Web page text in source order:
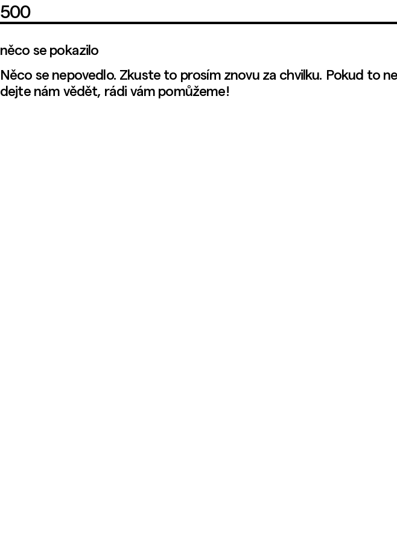
500
něco se pokazilo
Něco se nepovedlo. Zkuste to prosím znovu za chvilku. Pokud to
dejte nám vědět, rádi vám pomůžeme!